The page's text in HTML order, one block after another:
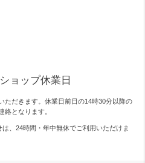
ョップ休業日
ただきます。休業日前日の14時30分以降の
絡となります。
、 24時間・年中無休でご利用いただけま